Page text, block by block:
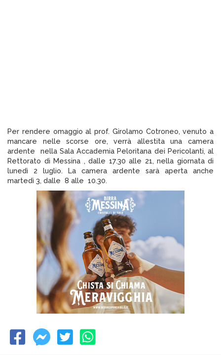
Per rendere omaggio al prof. Girolamo Cotroneo, venuto a
mancare nelle scorse ore, verrà allestita una camera
ardente nella Sala Accademia Peloritana dei Pericolanti, al
Rettorato di Messina , dalle 17.30 alle 21, nella giornata di
lunedì 2 luglio. La camera ardente sarà aperta anche
martedì 3, dalle 8 alle 10.30.